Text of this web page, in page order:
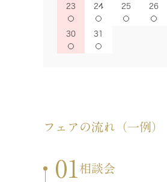
23 24 25 26
30 31
フェアの流れ（一例）
01 相談会